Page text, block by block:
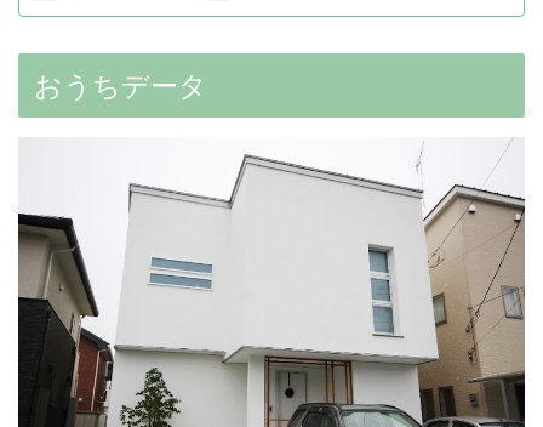
おうちデータ